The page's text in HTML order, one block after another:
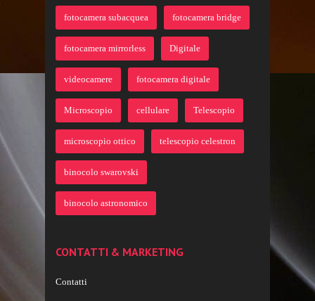
fotocamera subacquea fotocamera bridge
fotocamera mirrorless Digitale
videocamere fotocamera digitale
Microscopio cellulare Telescopio
microscopio ottico telescopio celestron
binocolo swarovski
binocolo astronomico
CONTATTI & MARKETING
Contatti